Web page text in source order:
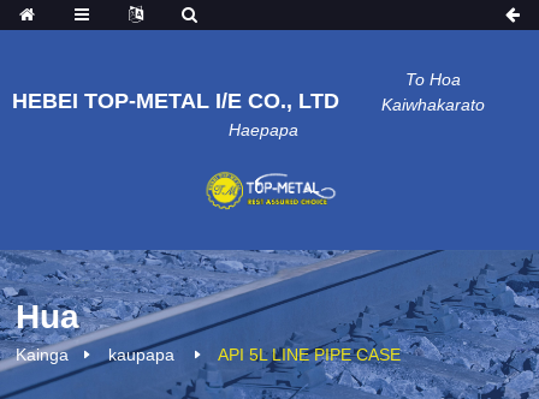
HEBEI TOP-METAL I/E CO., LTD
To Hoa
Kaiwhakarato
Haepapa
Hua
Kainga kaupapa API 5L LINE PIPE CASE